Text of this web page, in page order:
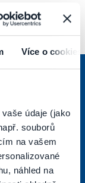
Více o cookies
údaje (jako
souborů
na vašem
náhled na
špeciálne